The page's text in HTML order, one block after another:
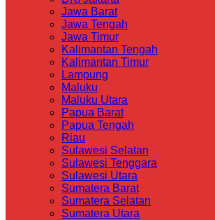
Jawa Barat
Jawa Tengah
Jawa Timur
Kalimantan Tengah
Kalimantan Timur
Lampung
Maluku
Maluku Utara
Papua Barat
Papua Tengah
Riau
Sulawesi Selatan
Sulawesi Tenggara
Sulawesi Utara
Sumatera Barat
Sumatera Selatan
Sumatera Utara